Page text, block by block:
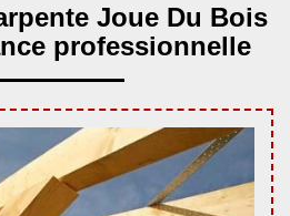
Joue Du Bois
professionnelle